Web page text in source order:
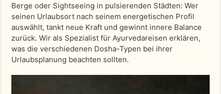
Berge oder Sightseeing in pulsierenden Städten: Wer
seinen Urlaubsort nach seinem energetischen Profil
auswählt, tankt neue Kraft und gewinnt innere Balance
zurück. Wir als Spezialist für Ayurvedareisen erklären,
was die verschiedenen Dosha-Typen bei ihrer
Urlaubsplanung beachten sollten.